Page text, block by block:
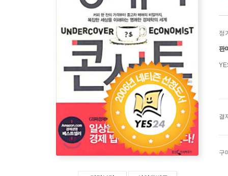
정
판
결
구